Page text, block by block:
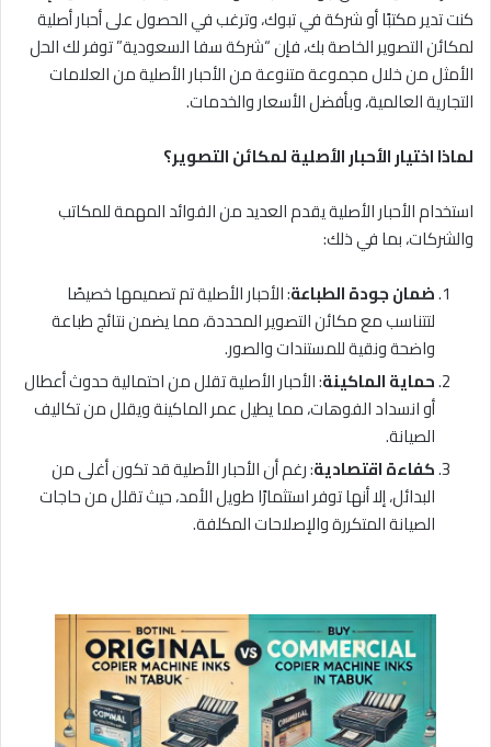
كنت تدير مكتبًا أو شركة في تبوك، وترغب في الحصول على أحبار أصلية
لمكائن التصوير الخاصة بك، فإن “شركة سفا السعودية” توفر لك الحل
الأمثل من خلال مجموعة متنوعة من الأحبار الأصلية من العلامات
التجارية العالمية، وبأفضل الأسعار والخدمات.
لماذا اختيار الأحبار الأصلية لمكائن التصوير؟
استخدام الأحبار الأصلية يقدم العديد من الفوائد المهمة للمكاتب
والشركات، بما في ذلك:
ضمان جودة الطباعة: الأحبار الأصلية تم تصميمها خصيصًا
لتتناسب مع مكائن التصوير المحددة، مما يضمن نتائج طباعة
واضحة ونقية للمستندات والصور.
حماية الماكينة: الأحبار الأصلية تقلل من احتمالية حدوث أعطال
أو انسداد الفوهات، مما يطيل عمر الماكينة ويقلل من تكاليف
الصيانة.
كفاءة اقتصادية: رغم أن الأحبار الأصلية قد تكون أغلى من
البدائل، إلا أنها توفر استثمارًا طويل الأمد، حيث تقلل من حاجات
الصيانة المتكررة والإصلاحات المكلفة.